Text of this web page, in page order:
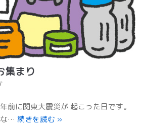
集まり
前に関東大震災が 起こった日です。
な… 続きを読む »